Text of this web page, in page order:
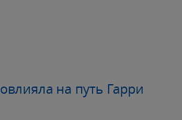
на путь Гарри